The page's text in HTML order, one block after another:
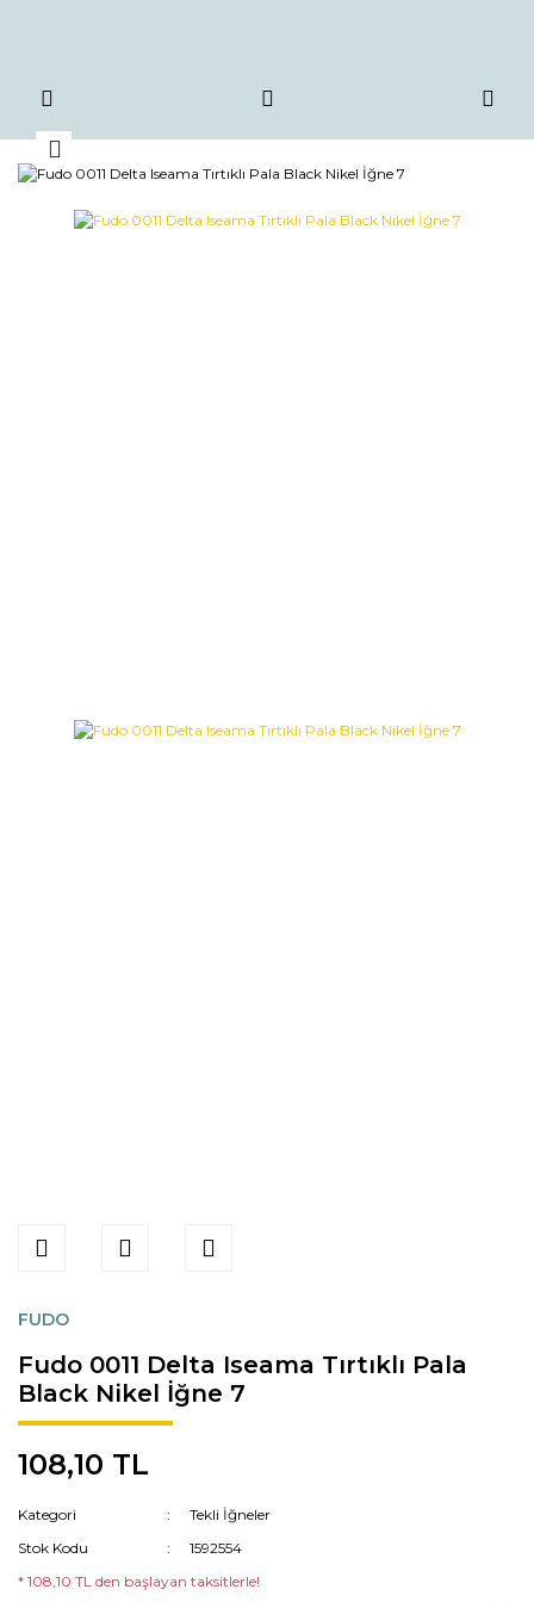
FUDO
Fudo 0011 Delta Iseama Tırtıklı Pala
Black Nikel İğne 7
108,10 TL
Kategori
Tekli İğneler
Stok Kodu
1592554
* 108,10 TL den başlayan taksitlerle!